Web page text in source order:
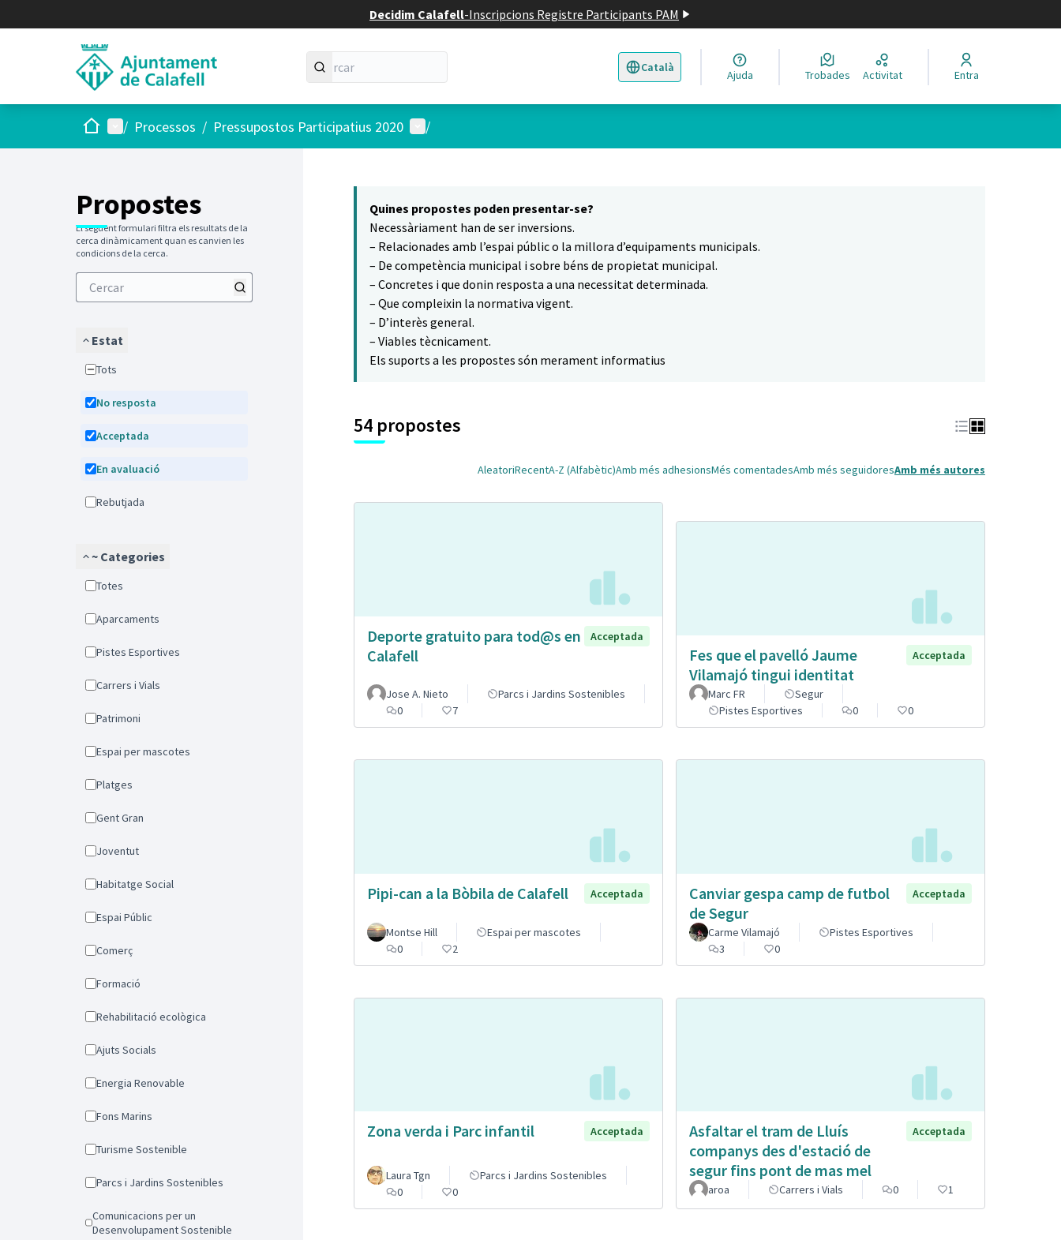
Decidim Calafell-Inscripcions Registre Participants PAM
Català
Triar la llengua Elegir el idioma
Ajuda Trobades Activitat Entra
Inici Menú principal
/ Processos / Pressupostos Participatius 2020 Menú d'usuari
/
Propostes
El següent formulari filtra els resultats de la
cerca dinàmicament quan es canvien les
condicions de la cerca.
Estat
Tots
No resposta
Acceptada
En avaluació
Rebutjada
~ Categories
Totes
Aparcaments
Pistes Esportives
Carrers i Vials
Patrimoni
Espai per mascotes
Platges
Gent Gran
Joventut
Habitatge Social
Espai Públic
Comerç
Formació
Rehabilitació ecològica
Ajuts Socials
Energia Renovable
Fons Marins
Turisme Sostenible
Parcs i Jardins Sostenibles
Comunicacions per un
Desenvolupament Sostenible
Quines propostes poden presentar-se?
Necessàriament han de ser inversions.
– Relacionades amb l’espai públic o la millora d’equipaments municipals.
– De competència municipal i sobre béns de propietat municipal.
– Concretes i que donin resposta a una necessitat determinada.
– Que compleixin la normativa vigent.
– D’interès general.
– Viables tècnicament.
Els suports a les propostes són merament informatius
54 propostes
AleatoriRecentA-Z (Alfabètic)Amb més adhesionsMés comentadesAmb més seguidoresAmb més autores
Deporte gratuito para tod@s en
Calafell
Acceptada
Jose A. Nieto
Parcs i Jardins Sostenibles
0
7
Fes que el pavelló Jaume
Vilamajó tingui identitat
Acceptada
Marc FR
Segur
Pistes Esportives
0 0
Pipi-can a la Bòbila de Calafell Acceptada
Montse Hill
Espai per mascotes
0
2
Canviar gespa camp de futbol
de Segur
Acceptada
Carme Vilamajó
Pistes Esportives
3
0
Zona verda i Parc infantil Acceptada
Laura Tgn
Parcs i Jardins Sostenibles
0
0
Asfaltar el tram de Lluís
companys des d'estació de
segur fins pont de mas mel
Acceptada
aroa Carrers i Vials 0 1